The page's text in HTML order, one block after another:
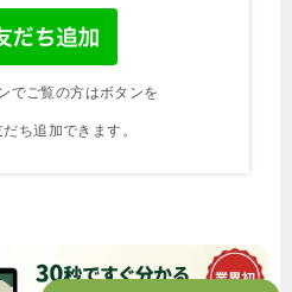
でご覧の方はボタンを
ち追加できます。